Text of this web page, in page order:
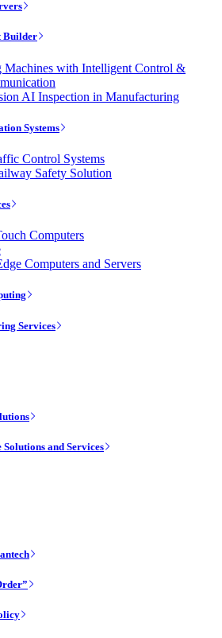
Builder
Machines with Intelligent Control &
AI Inspection in Manufacturing
Systems
Control Systems
Safety Solution
Computers
Computers and Servers
Services
and Services